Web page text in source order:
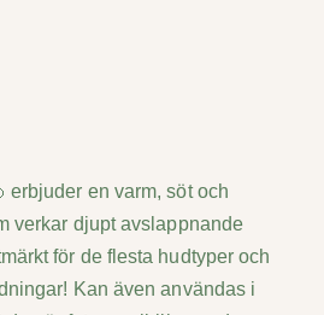
erbjuder en varm, söt och
verkar djupt avslappnande
för de flesta hudtyper och
Kan även användas i